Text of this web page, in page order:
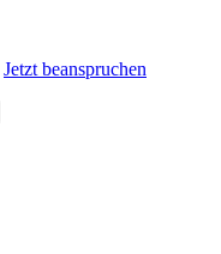
Jetzt beanspruchen